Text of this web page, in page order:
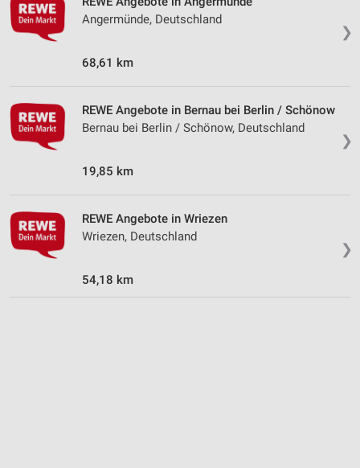
❯
Angermünde, Deutschland
68,61 km
❯
REWE Angebote in Bernau bei Berlin / Schönow
Bernau bei Berlin / Schönow, Deutschland
19,85 km
❯
REWE Angebote in Wriezen
Wriezen, Deutschland
54,18 km
Partnerliste anzeigen (1 IAB-Anbieter)
Wir nutzen Ihre Daten für folgende Zwecke:
IAB-Verarbeitungszwecke:
auf einem Endgerät
Verwendung reduzierter Daten zur Auswahl von
Werbeanzeigen
Erstellung von Profilen für personalisierte
Verwendung von Profilen zur Auswahl
personalisierter Werbung
Erstellung von Profilen zur Personalisierung
von Inhalten